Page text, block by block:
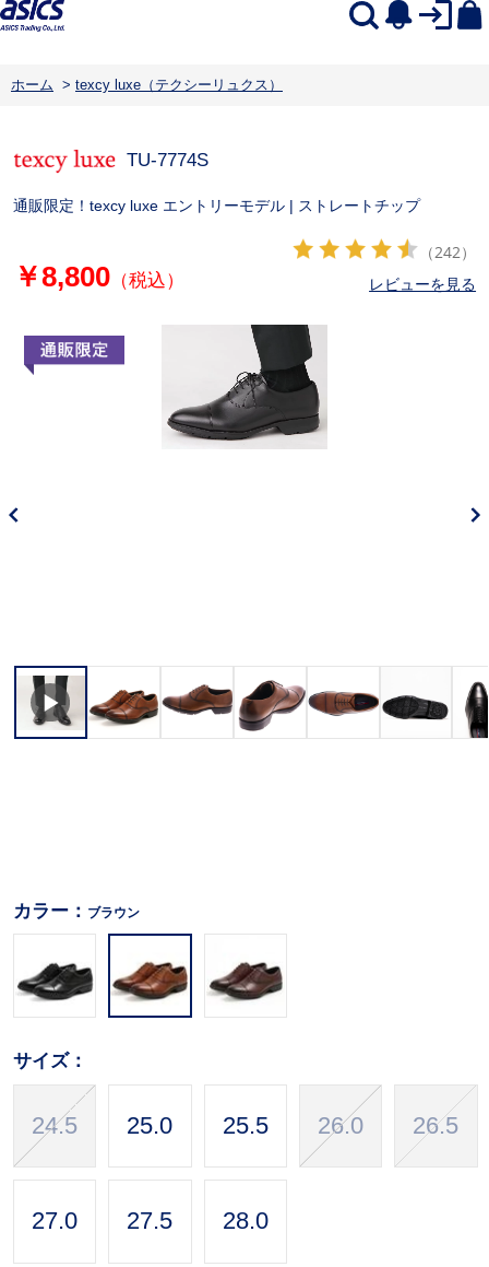
ホーム > texcy luxe（テクシーリュクス）
TU-7774S
通販限定！texcy luxe エントリーモデル | ストレートチップ
￥8,800（税込）
（242）
レビューを見る
カラー： ブラウン
サイズ：
24.5 25.0 25.5 26.0 26.5
27.0 27.5 28.0